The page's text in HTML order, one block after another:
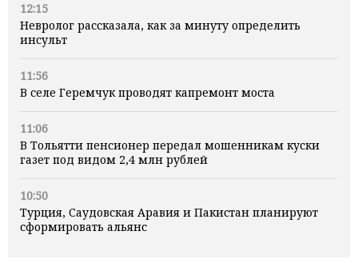
12:15
Невролог рассказала, как за минуту определить
инсульт
11:56
В селе Геремчук проводят капремонт моста
11:06
В Тольятти пенсионер передал мошенникам куски
газет под видом 2,4 млн рублей
10:50
Турция, Саудовская Аравия и Пакистан планируют
сформировать альянс